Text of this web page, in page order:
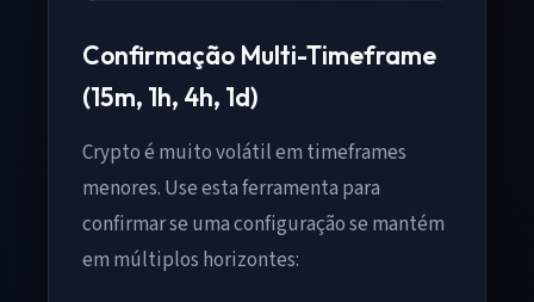
Confirmação Multi-Timeframe
(15m, 1h, 4h, 1d)
Crypto é muito volátil em timeframes
menores. Use esta ferramenta para
confirmar se uma configuração se mantém
em múltiplos horizontes: